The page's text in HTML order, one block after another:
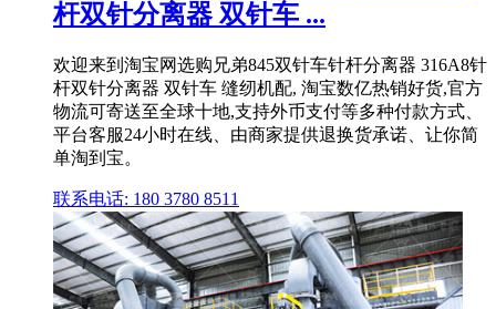
杆双针分离器 双针车 ...
欢迎来到淘宝网选购兄弟845双针车针杆分离器 316A8针
杆双针分离器 双针车 缝纫机配, 淘宝数亿热销好货,官方
物流可寄送至全球十地,支持外币支付等多种付款方式、
平台客服24小时在线、由商家提供退换货承诺、让你简
单淘到宝。
联系电话: 180 3780 8511